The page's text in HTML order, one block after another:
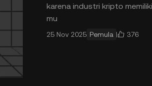
karena industri kripto
mu
25 Nov 2025 Pemula 376